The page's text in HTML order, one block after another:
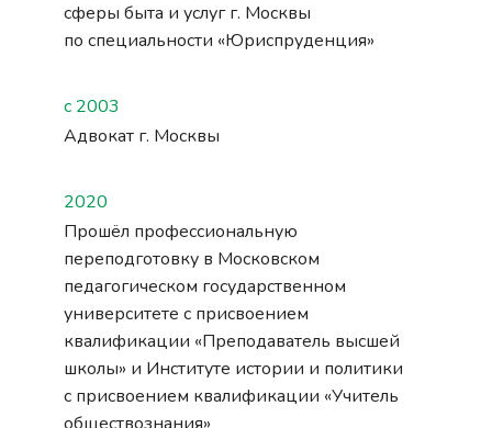
сферы быта и услуг г. Москвы
по специальности «Юриспруденция»
с 2003
Адвокат г. Москвы
2020
Прошёл профессиональную
переподготовку в Московском
педагогическом государственном
университете с присвоением
квалификации «Преподаватель высшей
школы» и Институте истории и политики
с присвоением квалификации «Учитель